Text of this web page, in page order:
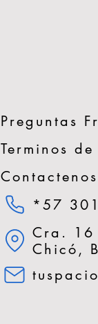
Preguntas
Terminos
Contactenos
*57
Cra. 16
Chicó,